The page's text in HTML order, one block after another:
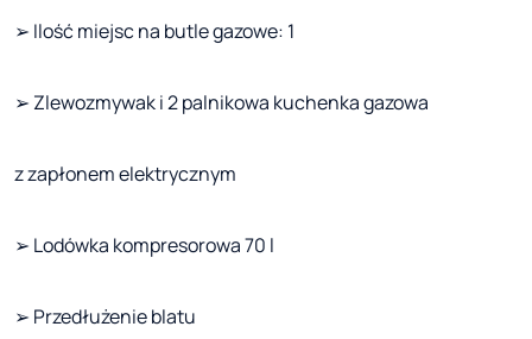
➢ Ilość miejsc na butle gazowe: 1
➢ Zlewozmywak i 2 palnikowa kuchenka gazowa
z zapłonem elektrycznym
➢ Lodówka kompresorowa 70 l
➢ Przedłużenie blatu